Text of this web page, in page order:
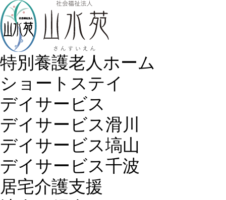
特別養護老人ホーム
ショートステイ
デイサービス
デイサービス滑川
デイサービス塙山
デイサービス千波
居宅介護支援